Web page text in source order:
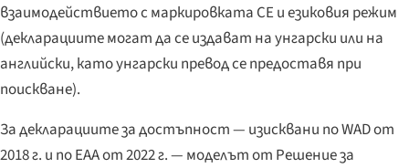
взаимодействието с маркировката CE и езиковия режим
(декларациите могат да се издават на унгарски или на
английски, като унгарски превод се предоставя при
поискване).
За декларациите за достъпност — изисквани по WAD от
2018 г. и по EAA от 2022 г. — моделът от Решение за